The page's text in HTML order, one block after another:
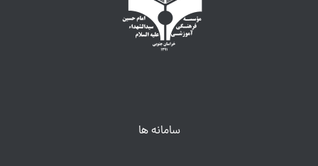
سامانه ها